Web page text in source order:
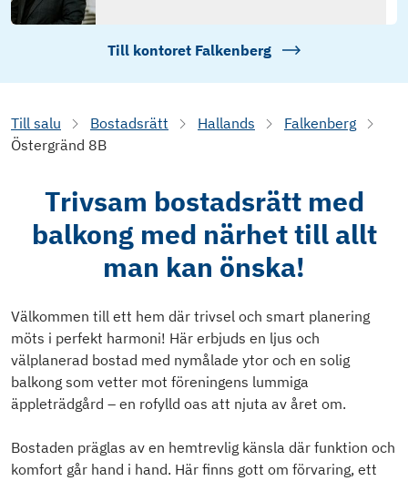
Till kontoret Falkenberg
Till salu Bostadsrätt Hallands
Falkenberg
Östergränd 8B
Trivsam bostadsrätt med
balkong med närhet till allt
man kan önska!
Välkommen till ett hem där trivsel och smart planering
möts i perfekt harmoni! Här erbjuds en ljus och
välplanerad bostad med nymålade ytor och en solig
balkong som vetter mot föreningens lummiga
äppleträdgård – en rofylld oas att njuta av året om.
Bostaden präglas av en hemtrevlig känsla där funktion och
komfort går hand i hand. Här finns gott om förvaring, ett